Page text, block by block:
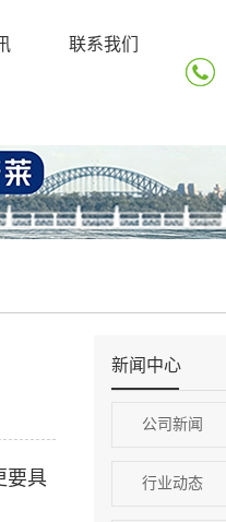
联系我们
新闻中心
公司新闻
行业动态
要具